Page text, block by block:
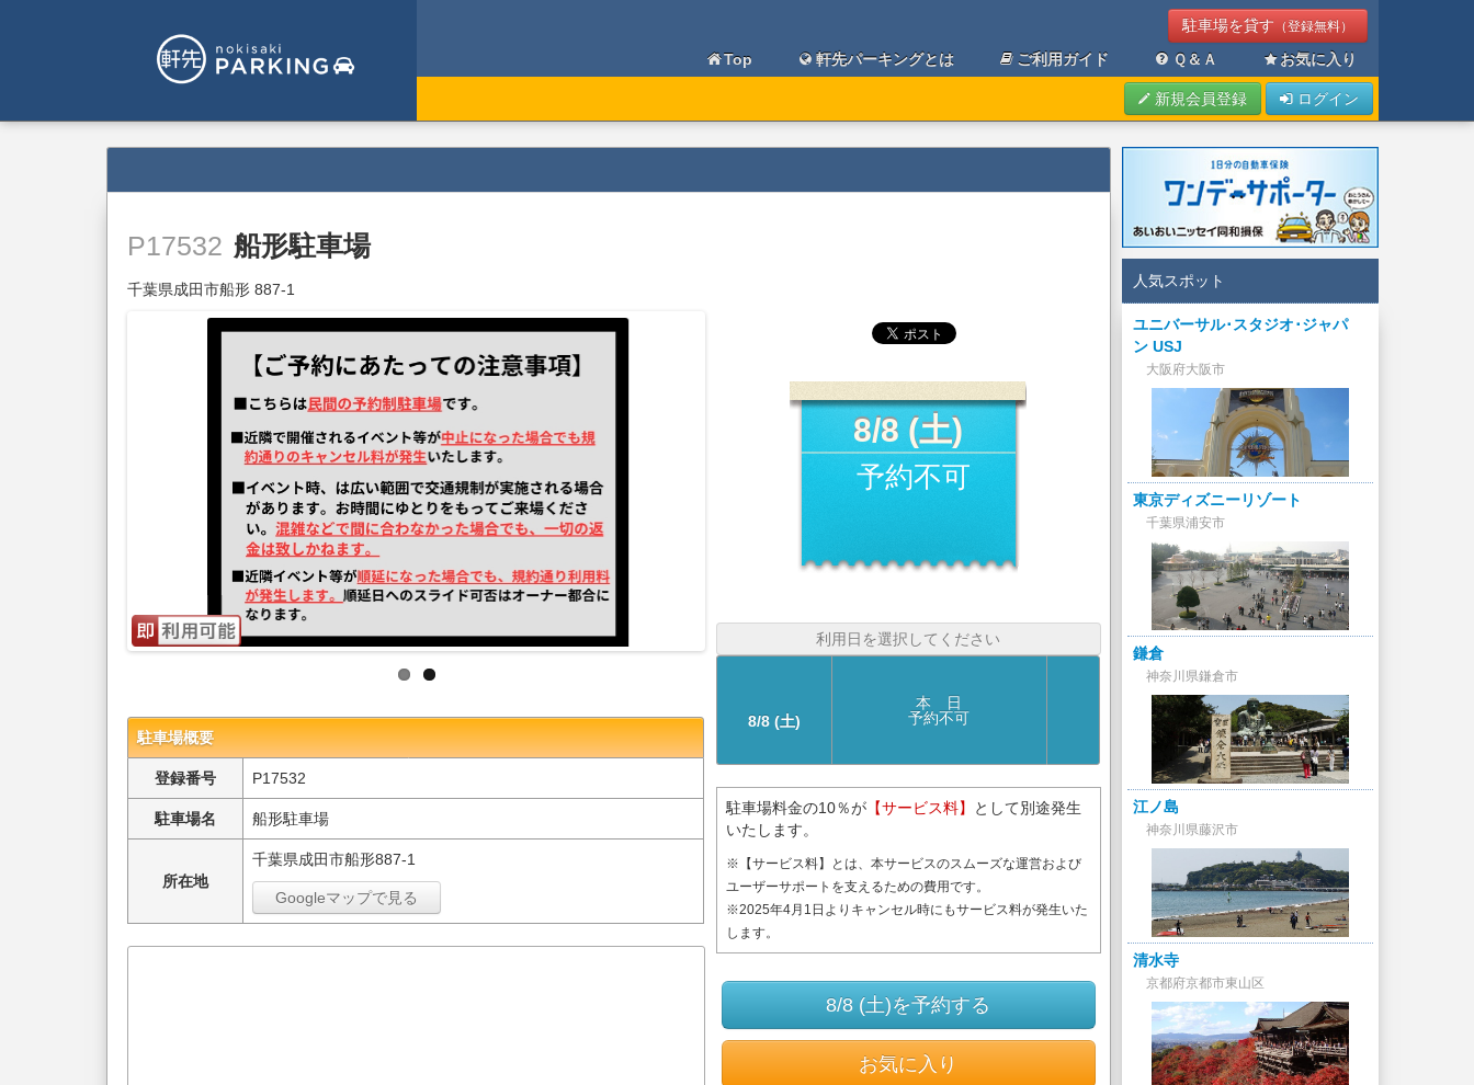
駐車場を貸す （登録無料）
Top 軒先パーキングとは ご利用ガイド Ｑ＆Ａ お気に入り
新規会員登録 ログイン
P17532 船形駐車場
千葉県成田市船形 887-1
駐車場概要
登録番号 P17532
駐車場名 船形駐車場
所在地
千葉県成田市船形887-1
Googleマップで見る
8/8 (土)
予約不可
利用日を選択してください
8/8 (土)
本 日
予約不可
駐車場料金の10％が【サービス料】
として別途発生
いたします。
※【サービス料】とは、本サービスのスムーズな運営および
ユーザーサポートを支えるための費用です。
※2025年4月1日よりキャンセル時にもサービス料が発生いた
します。
8/8 (土)を予約する
お気に入り
人気スポット
ユニバーサル･スタジオ･ジャパ
ン USJ
大阪府大阪市
東京ディズニーリゾート
千葉県浦安市
鎌倉
神奈川県鎌倉市
江ノ島
神奈川県藤沢市
清水寺
京都府京都市東山区